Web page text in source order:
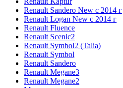
Renault Sandero New с 2014 г
Renault Logan New с 2014 г
Renault Fluence
Renault Scenic2
Renault Symbol2 (Talia)
Renault Symbol
Renault Sandero
Renault Megane3
Renault Megane2